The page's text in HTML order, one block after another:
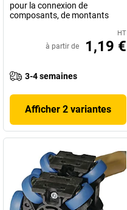
pour la connexion de
composants, de montants
HT
à partir de 1,19 €
3-4 semaines
Afficher 2 variantes